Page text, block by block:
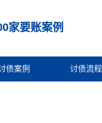
家要账案例
债案例 讨债流程